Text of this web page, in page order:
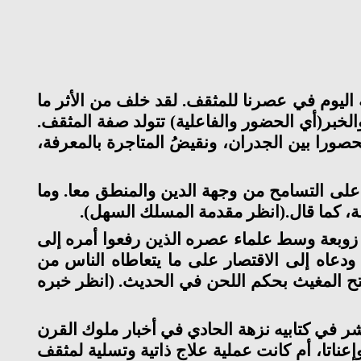
بمراكش)، المفهومَ الذي نرتضيه اليوم في عصرنا للمثقف. لقد خلف من الأثر ما
الحضور والفاعلية) تتولد صفة المثقف.
بين الجدران، ونقيضُ المتاجرة بالمعرفة،
التسامح من وجهة الدين والمنطق معا. وما
كما قال.(انظر مقدمة المسلك السهل).
زوبعة وسط علماء عصره الذين رفعوا أمره إلى
إلى الاقتصار على ما يتعاطاه الناس من
المغيث بحكم اللحن في الحديث. (انظر خبره
كتابيه نزهة الحادي في أخبار ملوك القرن
أم كانت عملية علاج ذاتية وتسلية لمثقف